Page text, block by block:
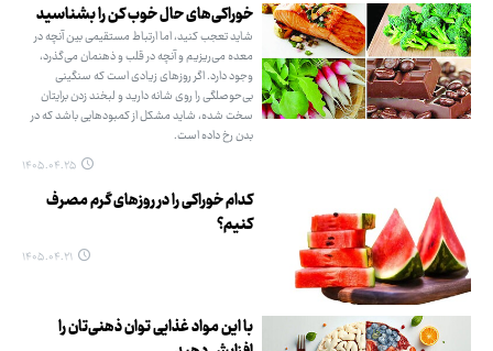
خوراکی‌های حال خوب کن را بشناسید
شاید تعجب کنید، اما ارتباط مستقیمی بین آنچه در
معده می‌ریزیم و آنچه در قلب و ذهنمان می‌گذرد،
وجود دارد. اگر روزهای زیادی است که سنگینی
بی‌حوصلگی را روی شانه دارید و لبخند زدن برایتان
سخت شده، شاید مشکل از کمبودهایی باشد که در
بدن رخ داده است.
۱۴۰۵.۰۴.۲۵
کدام خوراکی را در روزهای گرم مصرف
کنیم؟
۱۴۰۵.۰۴.۲۱
با این مواد غذایی توان ذهنی‌تان را